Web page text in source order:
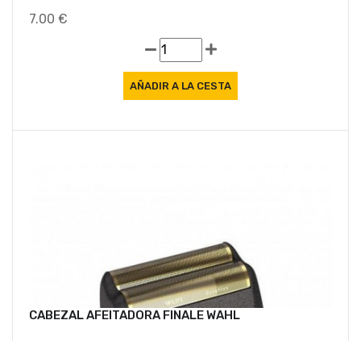
7.00 €
CABEZAL AFEITADORA FINALE WAHL